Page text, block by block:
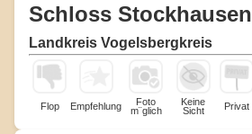
Schloss Stockhausen
Landkreis Vogelsbergkreis
Flop Empfehlung
Foto
m¨glich
Keine
Sicht
Privat